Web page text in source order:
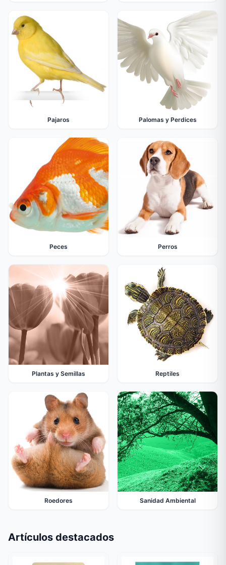
Pajaros Palomas y Perdices
Peces Perros
Plantas y Semillas Reptiles
Roedores Sanidad Ambiental
Artículos destacados